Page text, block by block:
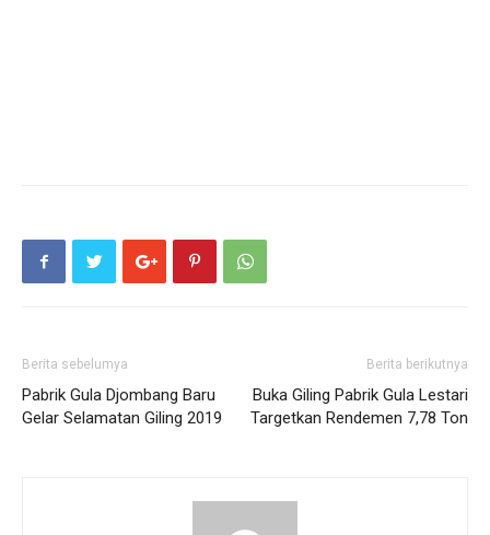
Berita sebelumya
Pabrik Gula Djombang Baru
Gelar Selamatan Giling 2019
Berita berikutnya
Buka Giling Pabrik Gula Lestari
Targetkan Rendemen 7,78 Ton